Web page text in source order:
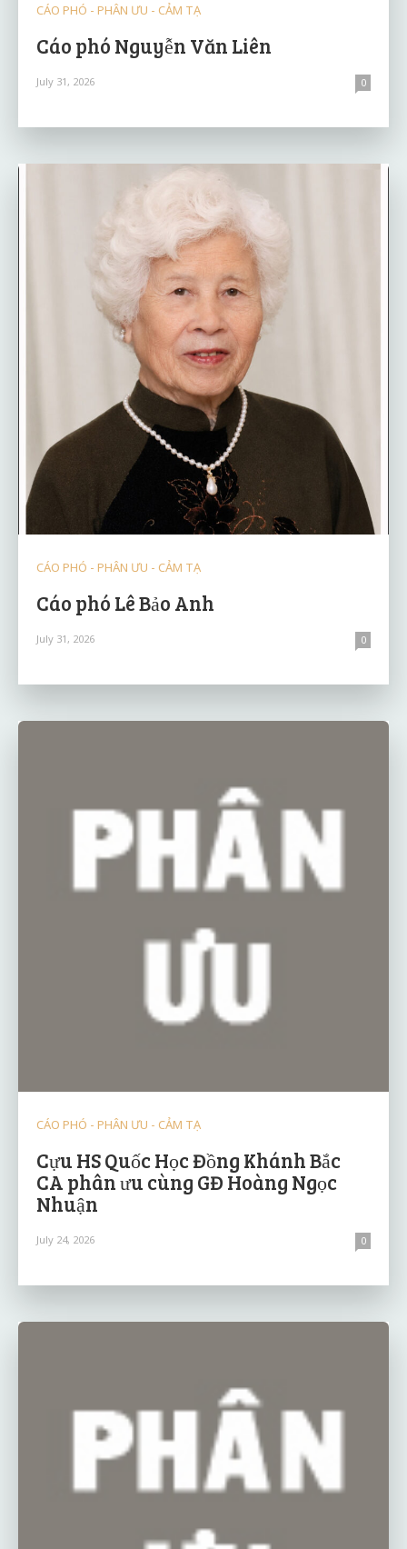
CÁO PHÓ - PHÂN ƯU - CẢM TẠ
Cáo phó Nguyễn Văn Liên
July 31, 2026 0
CÁO PHÓ - PHÂN ƯU - CẢM TẠ
Cáo phó Lê Bảo Anh
July 31, 2026 0
CÁO PHÓ - PHÂN ƯU - CẢM TẠ
Cựu HS Quốc Học Đồng Khánh Bắc
CA phân ưu cùng GĐ Hoàng Ngọc
Nhuận
July 24, 2026 0